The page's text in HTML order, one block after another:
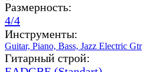
Размерность:
4/4
Инструменты:
Guitar, Piano, Bass, Jazz Electric Gtr
Гитарный строй: